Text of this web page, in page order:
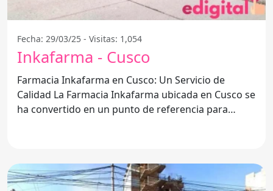
Fecha: 29/03/25 - Visitas: 1,054
Inkafarma - Cusco
Farmacia Inkafarma en Cusco: Un Servicio de
Calidad La Farmacia Inkafarma ubicada en Cusco se
ha convertido en un punto de referencia para